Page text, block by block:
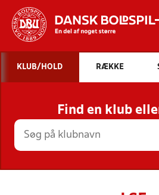
STILLINGER,
HOLD
KLUB/HOLD RÆKKE
Find en klub